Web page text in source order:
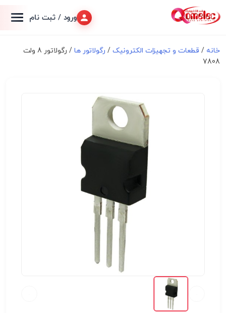
ورود / ثبت نام
خانه / قطعات و تجهیزات الکترونیک/ رگولاتور ها
/ رگولاتور 8 ولت
7808